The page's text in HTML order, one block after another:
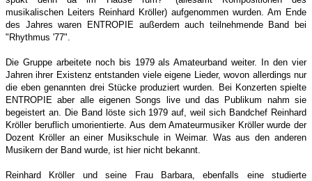
musikalischen Leiters Reinhard Kröller) aufgenommen wurden. Am Ende
des Jahres waren ENTROPIE außerdem auch teilnehmende Band bei
"Rhythmus '77".
Die Gruppe arbeitete noch bis 1979 als Amateurband weiter. In den vier
Jahren ihrer Existenz entstanden viele eigene Lieder, wovon allerdings nur
die eben genannten drei Stücke produziert wurden. Bei Konzerten spielte
ENTROPIE aber alle eigenen Songs live und das Publikum nahm sie
begeistert an. Die Band löste sich 1979 auf, weil sich Bandchef Reinhard
Kröller beruflich umorientierte. Aus dem Amateurmusiker Kröller wurde der
Dozent Kröller an einer Musikschule in Weimar. Was aus den anderen
Musikern der Band wurde, ist hier nicht bekannt.
Reinhard Kröller und seine Frau Barbara, ebenfalls eine studierte